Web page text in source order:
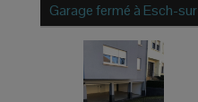
Garage fermé à Esch-